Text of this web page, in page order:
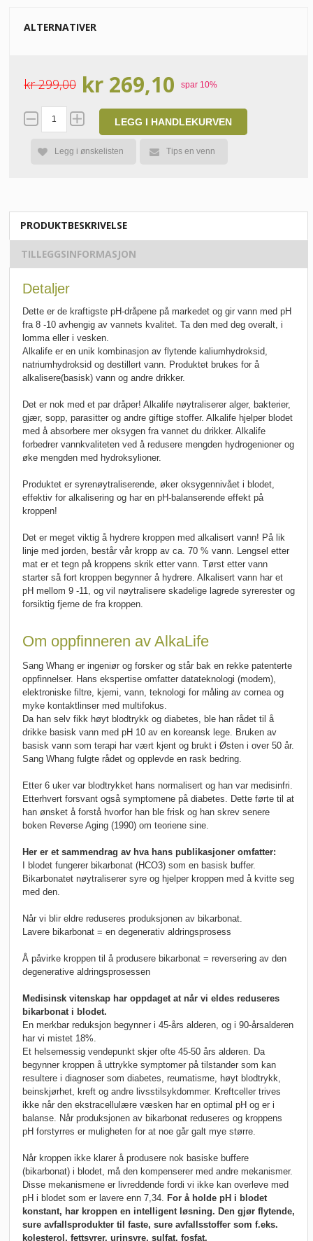
ALTERNATIVER
kr 299,00 kr 269,10 spar 10%
LEGG I HANDLEKURVEN
Legg i ønskelisten Tips en venn
PRODUKTBESKRIVELSE
TILLEGGSINFORMASJON
Detaljer
Dette er de kraftigste pH-dråpene på markedet og gir vann med pH
fra 8 -10 avhengig av vannets kvalitet. Ta den med deg overalt, i
lomma eller i vesken.
Alkalife er en unik kombinasjon av flytende kaliumhydroksid,
natriumhydroksid og destillert vann. Produktet brukes for å
alkalisere(basisk) vann og andre drikker.
Det er nok med et par dråper! Alkalife nøytraliserer alger, bakterier,
gjær, sopp, parasitter og andre giftige stoffer. Alkalife hjelper blodet
med å absorbere mer oksygen fra vannet du drikker. Alkalife
forbedrer vannkvaliteten ved å redusere mengden hydrogenioner og
øke mengden med hydroksylioner.
Produktet er syrenøytraliserende, øker oksygennivået i blodet,
effektiv for alkalisering og har en pH-balanserende effekt på
kroppen!
Det er meget viktig å hydrere kroppen med alkalisert vann! På lik
linje med jorden, består vår kropp av ca. 70 % vann. Lengsel etter
mat er et tegn på kroppens skrik etter vann. Tørst etter vann
starter så fort kroppen begynner å hydrere. Alkalisert vann har et
pH mellom 9 -11, og vil nøytralisere skadelige lagrede syrerester og
forsiktig fjerne de fra kroppen.
Om oppfinneren av AlkaLife
Sang Whang er ingeniør og forsker og står bak en rekke patenterte
oppfinnelser. Hans ekspertise omfatter datateknologi (modem),
elektroniske filtre, kjemi, vann, teknologi for måling av cornea og
myke kontaktlinser med multifokus.
Da han selv fikk høyt blodtrykk og diabetes, ble han rådet til å
drikke basisk vann med pH 10 av en koreansk lege. Bruken av
basisk vann som terapi har vært kjent og brukt i Østen i over 50 år.
Sang Whang fulgte rådet og opplevde en rask bedring.
Etter 6 uker var blodtrykket hans normalisert og han var medisinfri.
Etterhvert forsvant også symptomene på diabetes. Dette førte til at
han ønsket å forstå hvorfor han ble frisk og han skrev senere
boken Reverse Aging (1990) om teoriene sine.
Her er et sammendrag av hva hans publikasjoner omfatter:
I blodet fungerer bikarbonat (HCO3) som en basisk buffer.
Bikarbonatet nøytraliserer syre og hjelper kroppen med å kvitte seg
med den.
Når vi blir eldre reduseres produksjonen av bikarbonat.
Lavere bikarbonat = en degenerativ aldringsprosess
Å påvirke kroppen til å produsere bikarbonat = reversering av den
degenerative aldringsprosessen
Medisinsk vitenskap har oppdaget at når vi eldes reduseres
bikarbonat i blodet.
En merkbar reduksjon begynner i 45-års alderen, og i 90-årsalderen
har vi mistet 18%.
Et helsemessig vendepunkt skjer ofte 45-50 års alderen. Da
begynner kroppen å uttrykke symptomer på tilstander som kan
resultere i diagnoser som diabetes, reumatisme, høyt blodtrykk,
beinskjørhet, kreft og andre livsstilsykdommer. Kreftceller trives
ikke når den ekstracellulære væsken har en optimal pH og er i
balanse. Når produksjonen av bikarbonat reduseres og kroppens
pH forstyrres er muligheten for at noe går galt mye større.
Når kroppen ikke klarer å produsere nok basiske buffere
(bikarbonat) i blodet, må den kompenserer med andre mekanismer.
Disse mekanismene er livreddende fordi vi ikke kan overleve med
pH i blodet som er lavere enn 7,34. For å holde pH i blodet
konstant, har kroppen en intelligent løsning. Den gjør flytende,
sure avfallsprodukter til faste, sure avfallsstoffer som f.eks.
kolesterol, fettsyrer, urinsyre, sulfat, fosfat.